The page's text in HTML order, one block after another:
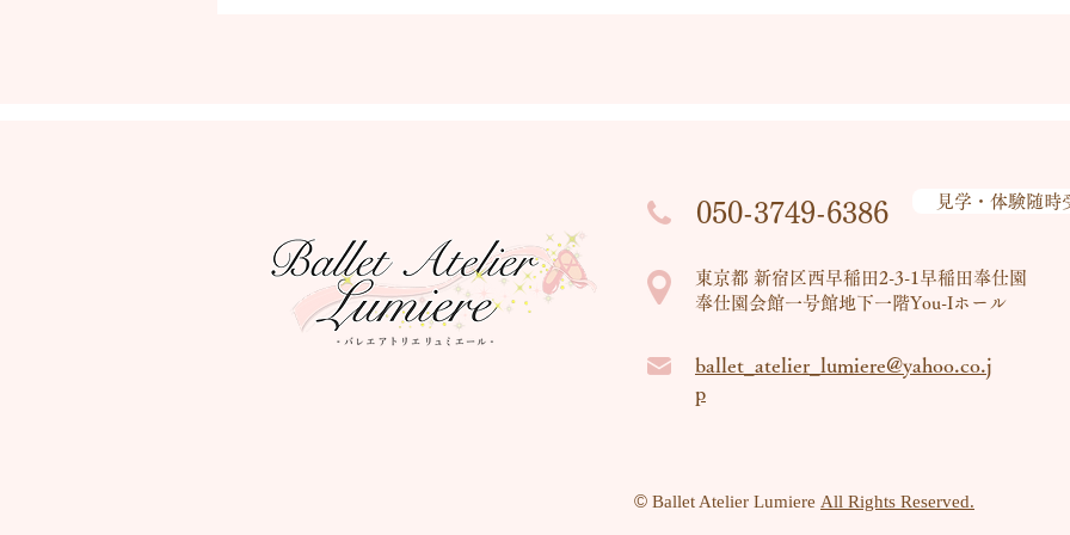
050-3749-6386 見学・体験随時
東京都 新宿区西早稲田2-3-1早稲田奉仕園
奉仕園会館一号館地下一階You-Iホール
ballet_atelier_lumiere@yahoo.co.j
p
© Ballet Atelier Lumiere All Rights Reserved.